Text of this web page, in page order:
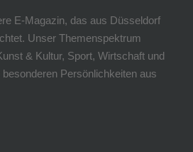
E-Magazin, das aus Düsseldorf
Unser Themenspektrum
& Kultur, Sport, Wirtschaft und
Persönlichkeiten aus